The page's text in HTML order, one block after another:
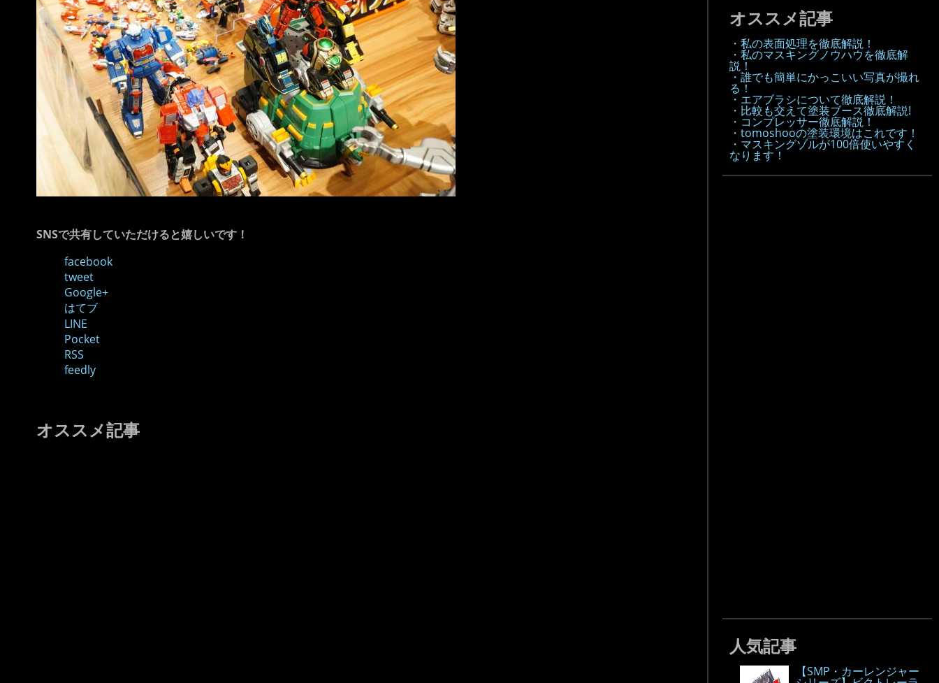
SNSで共有していただけると嬉しいです！
facebook
tweet
Google+
はてブ
LINE
Pocket
RSS
feedly
オススメ記事
オススメ記事
・私の表面処理を徹底解説！
・私のマスキングノウハウを徹底解
説！
・誰でも簡単にかっこいい写真が撮れ
る！
・エアブラシについて徹底解説！
・比較も交えて塗装ブース徹底解説!
・コンプレッサー徹底解説！
・tomoshooの塗装環境はこれです！
・マスキングゾルが100倍使いやすく
なります！
人気記事
【SMP・カーレンジャー